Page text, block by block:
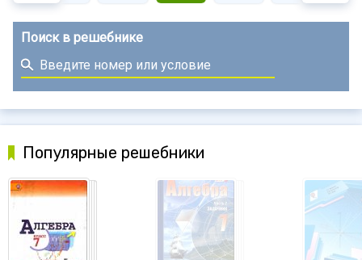
Поиск в решебнике
Популярные решебники